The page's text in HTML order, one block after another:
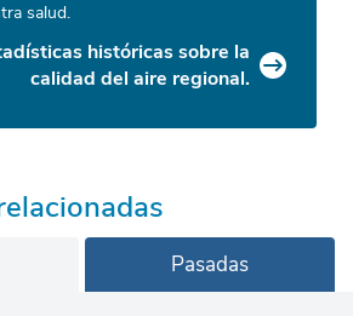
salud.
históricas sobre la
calidad del aire regional.
Pasadas